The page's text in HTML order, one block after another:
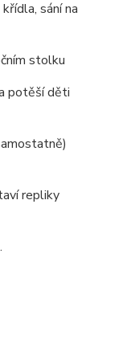
sání na
stolku
potěší děti
repliky